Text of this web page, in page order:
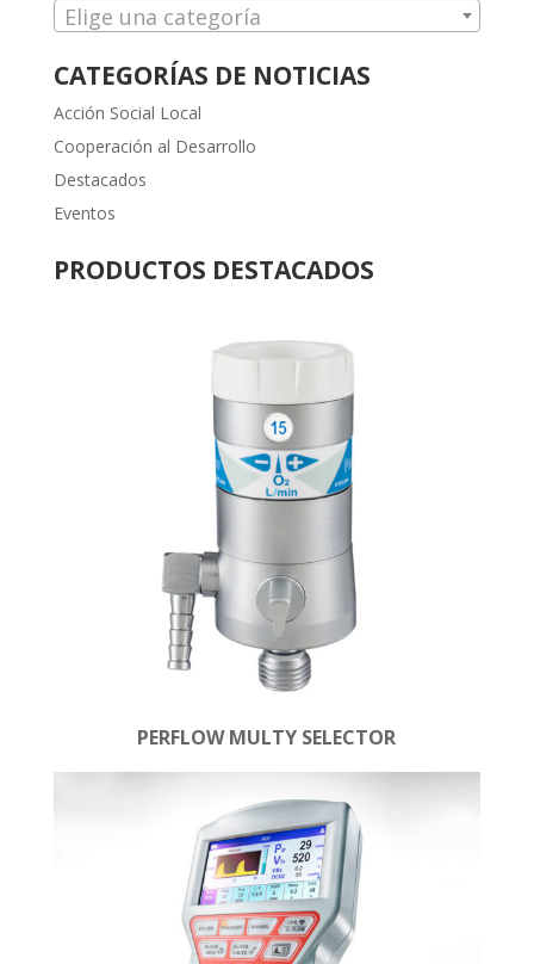
Elige una categoría
CATEGORÍAS DE NOTICIAS
Acción Social Local
Cooperación al Desarrollo
Destacados
Eventos
PRODUCTOS DESTACADOS
PERFLOW MULTY SELECTOR